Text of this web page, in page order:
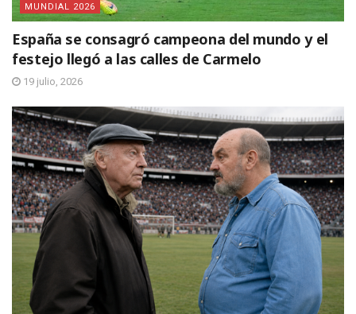
MUNDIAL 2026
España se consagró campeona del mundo y el
festejo llegó a las calles de Carmelo
19 julio, 2026